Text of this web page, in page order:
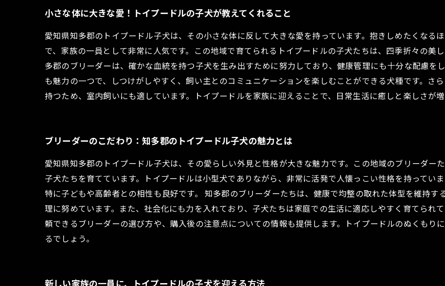
小さな体に大きな愛！トイプードルの子犬が教えてくれること
愛知県知多郡のトイプードル子犬は、その小さな体に反して大きな愛を持っています。抱きしめたくなる
で、家族の一員として非常に人気です。この地域で育てられるトイプードルの子犬たちは、四季折々の美
多郡のブリーダーは、確かな血統を持つ子犬を生み出すために努力しており、健康管理にも十分な配慮を
も魅力の一つで、しつけがしやすく、飼い主とのコミュニケーションを楽しむことができる犬種です。さ
持つため、室内飼いにも適しています。トイプードルを家族に迎えることで、日常生活に癒しと楽しさが増
ブリーダーのこだわり：知多郡のトイプードル子犬の魅力とは
愛知県知多郡のトイプードル子犬は、その愛らしい外見と性格が大きな魅力です。この地域のブリーダー
子犬たちを育てています。トイプードルは小型犬でありながら、非常に活発で人懐っこい性格を持ってい
特に子どもや高齢者との相性も良好です。 知多郡のブリーダーたちは、健康で均整の取れた体型を維持す
理に努めています。また、社会化にも力を入れており、子犬たちは家庭での生活に適応しやすく育てられ
頼できるブリーダーの選び方や、購入後の注意点についての情報も提供します。トイプードルのぬくもり
るでしょう。
新しい家族の一員に、トイプードルの子犬を迎える方法